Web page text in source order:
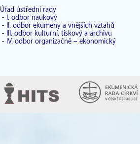
Úřad ústřední rady
- I. odbor naukový
-
II. odbor ekumeny a vnějších vztahů
-
III. odbor kulturní, tiskový a archivu
- IV. odbor organizačně – ekonomický